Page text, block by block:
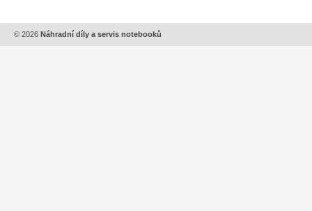
© 2026 Náhradní díly a servis notebooků